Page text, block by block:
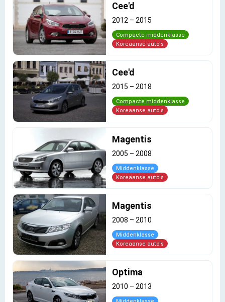
Cee'd
2012 – 2015
Compacte middenklasse
Koreaanse auto's
Cee'd
2015 – 2018
Compacte middenklasse
Koreaanse auto's
Magentis
2005 – 2008
Middenklasse
Koreaanse auto's
Magentis
2008 – 2010
Middenklasse
Koreaanse auto's
Optima
2010 – 2013